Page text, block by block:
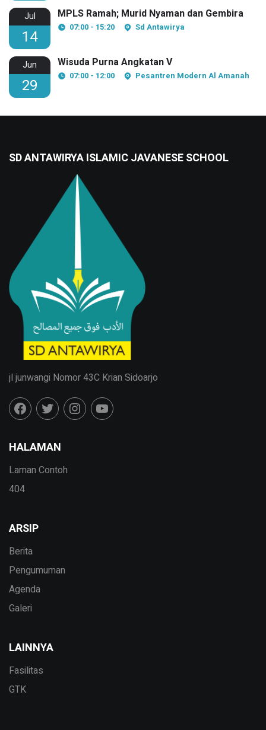
Jul
14
MPLS Ramah; Murid Nyaman dan Gembira
07:00 - 15:20 Sd Antawirya
Jun
29
Wisuda Purna Angkatan V
07:00 - 12:00 Pesantren Modern Al Amanah
SD ANTAWIRYA ISLAMIC JAVANESE SCHOOL
jl junwangi Nomor 43C Krian Sidoarjo
HALAMAN
Laman Contoh
404
ARSIP
Berita
Pengumuman
Agenda
Galeri
LAINNYA
Fasilitas
GTK